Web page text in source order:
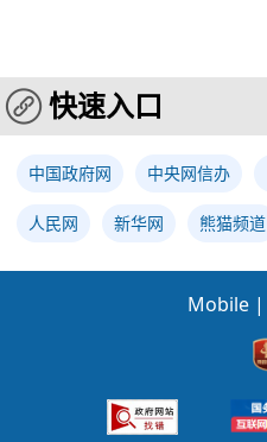
快速入口
中国政府网 中央网信办
人民网 新华网 熊猫频道
Mobile |